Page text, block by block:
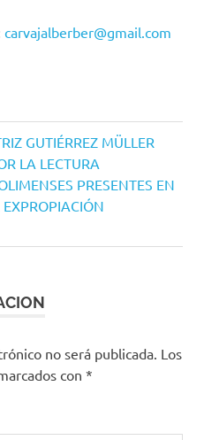
carvajalberber@gmail.com
GUTIÉRREZ MÜLLER
LA LECTURA
PRESENTES EN
no será publicada. Los
con *